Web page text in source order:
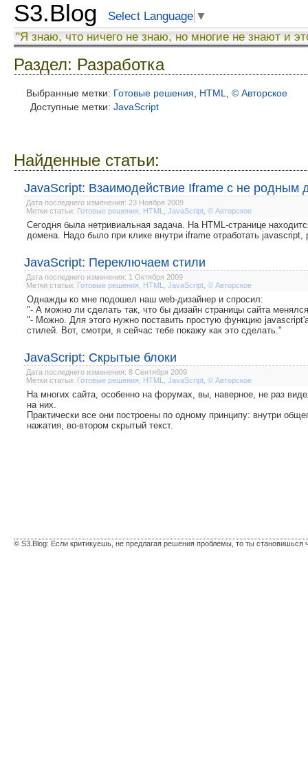
S3.Blog Select Language ▼
"Я знаю, что ничего не знаю, но многие не знают и
Раздел: Разработка
Выбранные метки: Готовые решения HTML
© Авторское
Доступные метки: JavaScript
Найденные статьи:
JavaScript: Взаимодействие Iframe с не родным
Дата последнего изменения: 23 Ноября 2009
Метки статьи: Готовые решения HTML JavaScript © Авторское
Сегодня была нетривиальная задача. На HTML-странице
домена. Надо было при клике внутри iframe отработать
JavaScript: Переключаем стили
Дата последнего изменения: 1 Октября 2009
Метки статьи: Готовые решения HTML JavaScript © Авторское
Однажды ко мне подошел наш web-дизайнер и спросил:
"- А можно ли сделать так, что бы дизайн страницы сайта
"- Можно. Для этого нужно поставить простую функцию
стилей. Вот, смотри, я сейчас тебе покажу как это сделать."
JavaScript: Скрытые блоки
Дата последнего изменения: 8 Сентября 2009
Метки статьи: Готовые решения HTML JavaScript © Авторское
На многих сайта, особенно на форумах, вы, наверное, не раз
на них.
Практически все они построены по одному принципу: внутри
нажатия, во-втором скрытый текст.
© S3.Blog: Если критикуешь, не предлагая решения проблемы, то ты становишься